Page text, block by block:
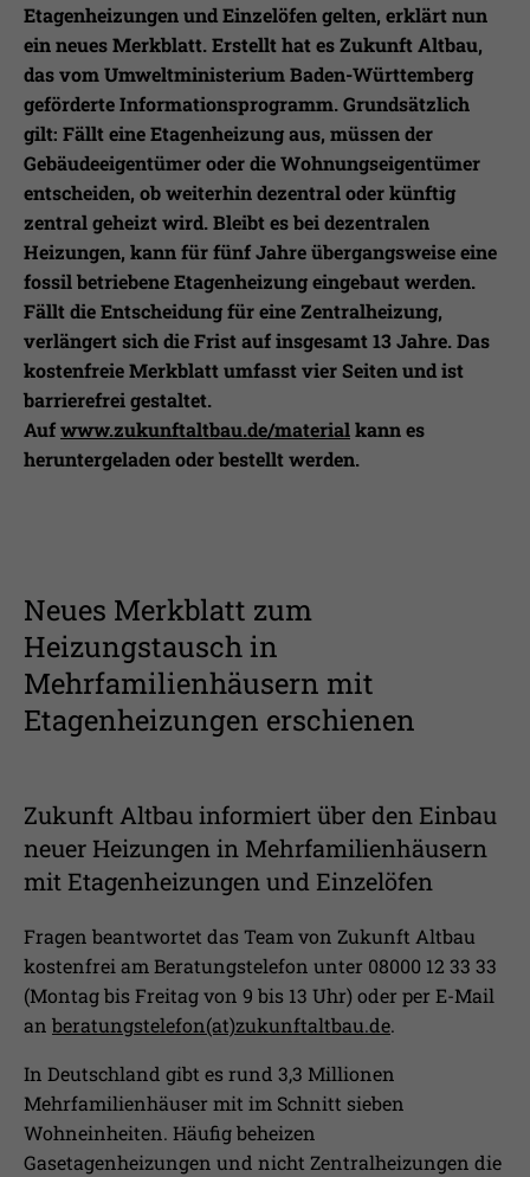
Etagenheizungen und Einzelöfen gelten, erklärt nun
ein neues Merkblatt. Erstellt hat es Zukunft Altbau,
das vom Umweltministerium Baden-Württemberg
geförderte Informationsprogramm. Grundsätzlich
gilt: Fällt eine Etagenheizung aus, müssen der
Gebäudeeigentümer oder die Wohnungseigentümer
entscheiden, ob weiterhin dezentral oder künftig
zentral geheizt wird. Bleibt es bei dezentralen
Heizungen, kann für fünf Jahre übergangsweise eine
fossil betriebene Etagenheizung eingebaut werden.
Fällt die Entscheidung für eine Zentralheizung,
verlängert sich die Frist auf insgesamt 13 Jahre. Das
kostenfreie Merkblatt umfasst vier Seiten und ist
barrierefrei gestaltet.
Aufwww.zukunftaltbau.de/materialkann es
heruntergeladen oder bestellt werden.
Neues Merkblatt zum
Heizungstausch in
Mehrfamilienhäusern mit
Etagenheizungen erschienen
Zukunft Altbau informiert über den Einbau
neuer Heizungen in Mehrfamilienhäusern
mit Etagenheizungen und Einzelöfen
Fragen beantwortet das Team von Zukunft Altbau
kostenfrei am Beratungstelefon unter 08000 12 33 33
(Montag bis Freitag von 9 bis 13 Uhr) oder per E-Mail
an beratungstelefon(at)zukunftaltbau.de.
In Deutschland gibt es rund 3,3 Millionen
Mehrfamilienhäuser mit im Schnitt sieben
Wohneinheiten. Häufig beheizen
Gasetagenheizungen und nicht Zentralheizungen die
Zweck
Erfasst Statistiken über Besuche des
Benutzers auf der Webseite, wie z.B. die
Anzahl der Besuche, durchschnittliche
Verweildauer auf der Webseite und
welche Seiten gelesen wurden.
Name _pk_ses
Anbieter Matomo
Laufzeit 30 Min.
Zweck
Wird verwendet, im Seitenaufrufe des
Besuchers während der Sitzung
nachzuverfolgen
Ihnen zusätzliche Informationen anzubieten.